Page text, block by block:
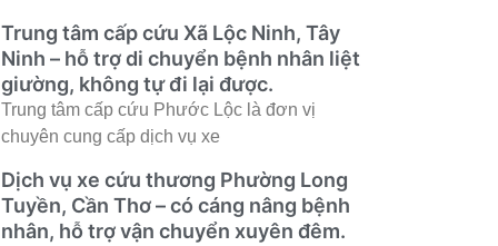
Trung tâm cấp cứu Xã Lộc Ninh, Tây
Ninh – hỗ trợ di chuyển bệnh nhân liệt
giường, không tự đi lại được.
Trung tâm cấp cứu Phước Lộc là đơn vị
chuyên cung cấp dịch vụ xe
Dịch vụ xe cứu thương Phường Long
Tuyền, Cần Thơ – có cáng nâng bệnh
nhân, hỗ trợ vận chuyển xuyên đêm.